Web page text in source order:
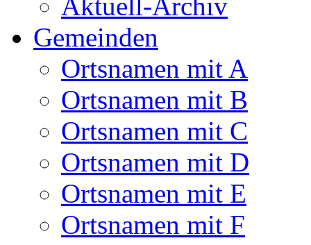
Gemeinden
Ortsnamen mit A
Ortsnamen mit B
Ortsnamen mit C
Ortsnamen mit D
Ortsnamen mit E
Ortsnamen mit F